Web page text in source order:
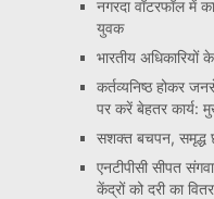
नगरदा वॉटरफॉल में
युवक
भारतीय अधिकारियों
कर्तव्यनिष्ठ होकर
पर करें बेहतर कार्य:
सशक्त बचपन, समृद्ध
एनटीपीसी सीपत
केंद्रों को दरी का